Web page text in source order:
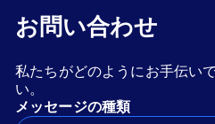
お問い合わせ
私たちがどのようにお手伝い
い。
メッセージの種類